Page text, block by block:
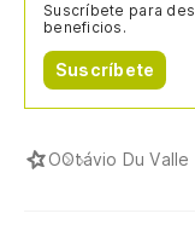
Suscríbete para
beneficios.
Suscríbete
OOtávio Du Valle